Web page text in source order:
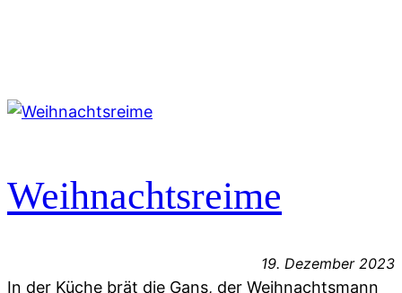
Weihnachtsreime
19. Dezember 2023
In der Küche brät die Gans, der Weihnachtsmann